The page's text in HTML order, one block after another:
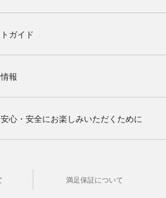
ガイド
報
心・安全にお楽しみいただくために
満足保証について